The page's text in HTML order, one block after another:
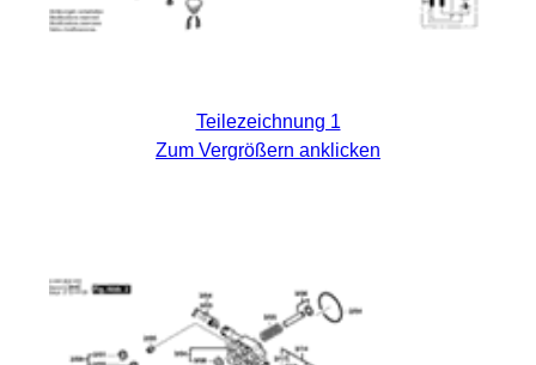
Teilezeichnung 1
Zum Vergrößern anklicken